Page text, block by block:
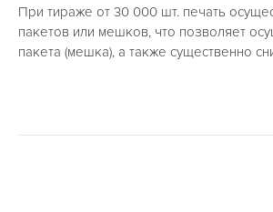
При тираже от 30 000 шт. печать
пакетов или мешков, что позволяет
пакета (мешка), а также существенно